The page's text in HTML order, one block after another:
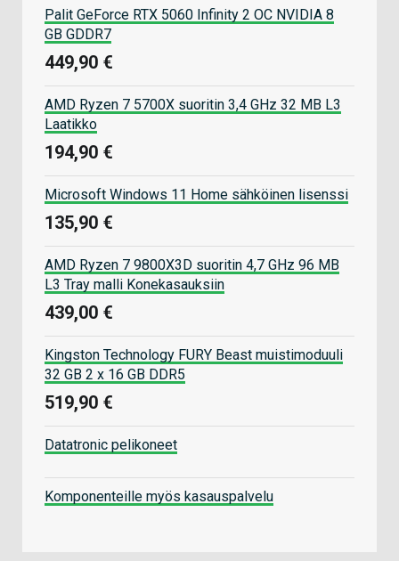
Palit GeForce RTX 5060 Infinity 2 OC NVIDIA 8
GB GDDR7
449,90 €
AMD Ryzen 7 5700X suoritin 3,4 GHz 32 MB L3
Laatikko
194,90 €
Microsoft Windows 11 Home sähköinen lisenssi
135,90 €
AMD Ryzen 7 9800X3D suoritin 4,7 GHz 96 MB
L3 Tray malli Konekasauksiin
439,00 €
Kingston Technology FURY Beast muistimoduuli
32 GB 2 x 16 GB DDR5
519,90 €
Datatronic pelikoneet
Komponenteille myös kasauspalvelu